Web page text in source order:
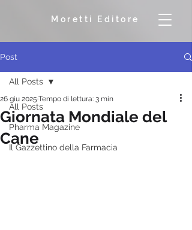
Moretti Editore
Post
All Posts
Pharma Magazine
Il Gazzettino della Farmacia
All Posts
Giornata Mondiale del
Cane
26 giu 2025 Tempo di lettura: 3 min